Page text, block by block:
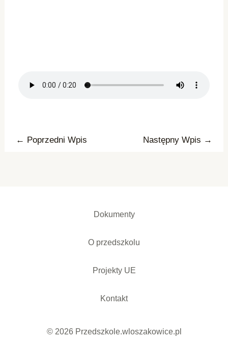
← Poprzedni Wpis Następny Wpis →
Dokumenty
O przedszkolu
Projekty UE
Kontakt
© 2026 Przedszkole.wloszakowice.pl